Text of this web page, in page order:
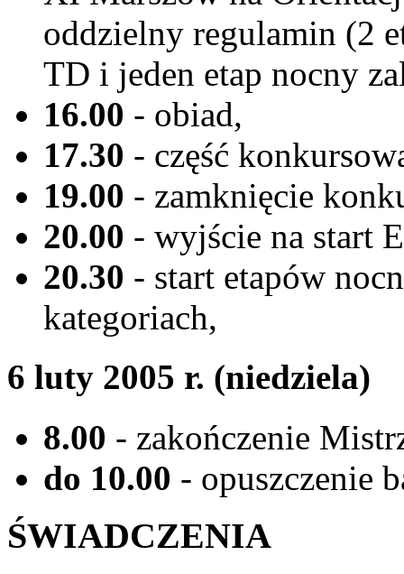
oddzielny regulamin (2
TD i jeden etap nocny
16.00 - obiad,
17.30 - część
19.00 - zamknięcie
20.00 - wyjście na start
20.30 - start etapów
kategoriach,
6 luty 2005 r. (niedziela)
8.00 - zakończenie
do 10.00 - opuszczenie
ŚWIADCZENIA